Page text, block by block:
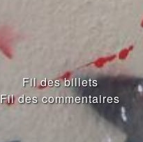
Fil des billets
Fil des commentaires